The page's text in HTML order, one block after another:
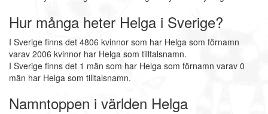
Hur många heter Helga i Sverige?
I Sverige finns det 4806 kvinnor som har Helga som förnamn
varav 2006 kvinnor har Helga som tilltalsnamn.
I Sverige finns det 1 män som har Helga som förnamn varav 0
män har Helga som tilltalsnamn.
Namntoppen i världen Helga